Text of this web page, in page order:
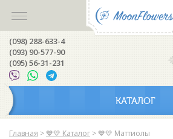
(098) 288-633-4
(093) 90-577-90
(095) 56-31-231
КАТАЛОГ
Главная > 💙💛 Каталог > 💙💛 Маттиолы